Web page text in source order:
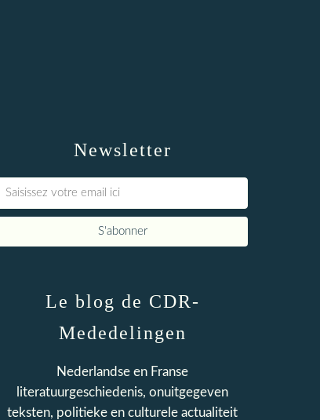
Newsletter
Le blog de CDR-
Mededelingen
Nederlandse en Franse
literatuurgeschiedenis, onuitgegeven
teksten, politieke en culturele actualiteit